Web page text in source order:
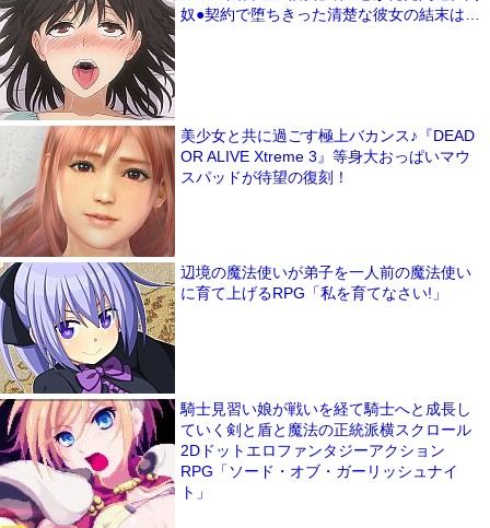
奴●契約で堕ちきった清楚な彼女の結末は…
美少女と共に過ごす極上バカンス♪『DEAD
OR ALIVE Xtreme 3』等身大おっぱいマウ
スパッドが待望の復刻！
辺境の魔法使いが弟子を一人前の魔法使い
に育て上げるRPG「私を育てなさい!」
騎士見習い娘が戦いを経て騎士へと成長し
ていく剣と盾と魔法の正統派横スクロール
2Dドットエロファンタジーアクション
RPG「ソード・オブ・ガーリッシュナイ
ト」